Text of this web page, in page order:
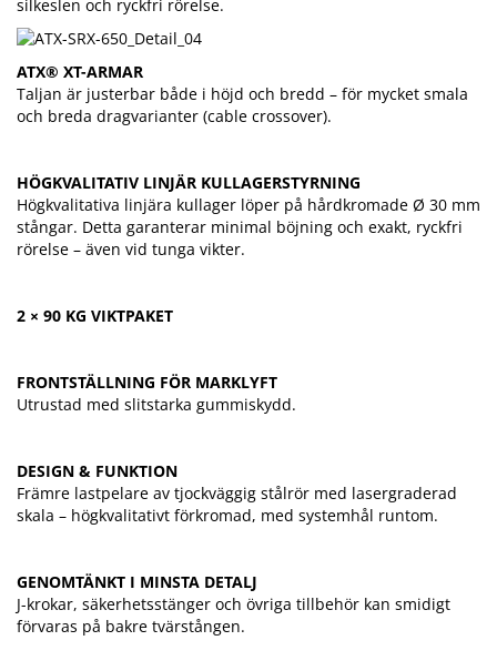
silkeslen och ryckfri rörelse.
ATX® XT-ARMAR
Taljan är justerbar både i höjd och bredd – för mycket smala
och breda dragvarianter (cable crossover).
HÖGKVALITATIV LINJÄR KULLAGERSTYRNING
Högkvalitativa linjära kullager löper på hårdkromade Ø 30 mm
stångar. Detta garanterar minimal böjning och exakt, ryckfri
rörelse – även vid tunga vikter.
2 × 90 KG VIKTPAKET
FRONTSTÄLLNING FÖR MARKLYFT
Utrustad med slitstarka gummiskydd.
DESIGN & FUNKTION
Främre lastpelare av tjockväggig stålrör med lasergraderad
skala – högkvalitativt förkromad, med systemhål runtom.
GENOMTÄNKT I MINSTA DETALJ
J-krokar, säkerhetsstänger och övriga tillbehör kan smidigt
förvaras på bakre tvärstången.